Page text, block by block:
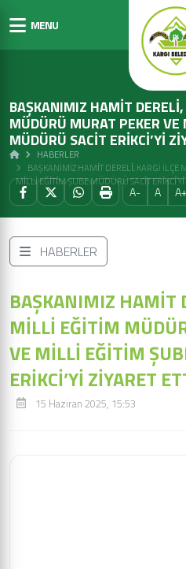
MENU
BAŞKANIMIZ HAMİT
MÜDÜRÜ MURAT PEKER
MÜDÜRÜ SACİT ERİKCİ’Yİ
HABERLER
BAŞKANIMIZ HAMİT DERELİ, KARGI İLÇE
MİLLİ EĞİTİM ŞUBE MÜDÜRÜ SACİT ERİKCİ’Yİ
A- A A+
HABERLER
BAŞKANIMIZ HAMİT
MİLLİ EĞİTİM
VE MİLLİ EĞİTİM
ERİKCİ’Yİ ZİYARET
15 Haziran 2025, 15:53